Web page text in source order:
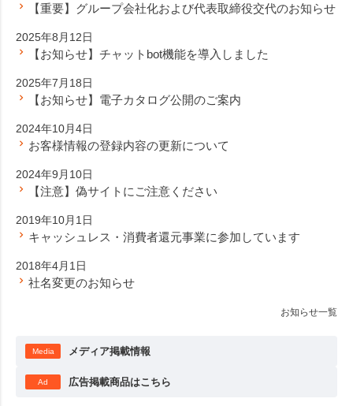
【重要】グループ会社化および代表取締役交代のお知らせ
2025年8月12日
【お知らせ】チャットbot機能を導入しました
2025年7月18日
【お知らせ】電子カタログ公開のご案内
2024年10月4日
お客様情報の登録内容の更新について
2024年9月10日
【注意】偽サイトにご注意ください
2019年10月1日
キャッシュレス・消費者還元事業に参加しています
2018年4月1日
社名変更のお知らせ
お知らせ一覧
Media メディア掲載情報
Ad 広告掲載商品はこちら